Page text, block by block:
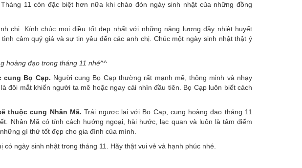
11 còn đặc biệt hơn nữa khi chào đón ngày sinh nhật của những đồng
chị. Kính chúc mọi điều tốt đẹp nhất với những năng lượng đầy nhiệt huyết
cảm quý giá và sự tin yêu đến các anh chị. Chúc một ngày sinh nhật thật ý
hoàng đạo trong tháng 11 nhé^^
cung Bọ Cạp. Người cung Bọ Cạp thường rất mạnh mẽ, thông minh và nhạy
đôi mắt khiến người ta mê hoặc ngay cái nhìn đầu tiên. Bọ Cạp luôn biết cách
thuộc cung Nhân Mã. Trái ngược lại với Bọ Cạp, cung hoàng đạo tháng 11
Nhân Mã có tính cách hướng ngoại, hài hước, lạc quan và luôn là tâm điểm
gì thứ tốt đẹp cho gia đình của mình.
ngày sinh nhật trong tháng 11. Hãy thật vui vẻ và hạnh phúc nhé.